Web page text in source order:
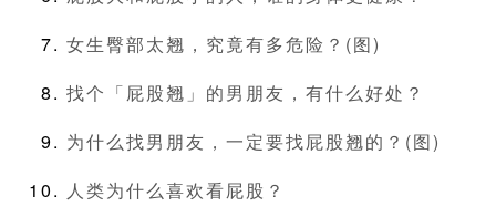
女生臀部太翘，究竟有多危险？(图)
找个「屁股翘」的男朋友，有什么好处？
为什么找男朋友，一定要找屁股翘的？(图)
人类为什么喜欢看屁股？